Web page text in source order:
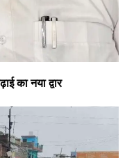
का नया द्वार